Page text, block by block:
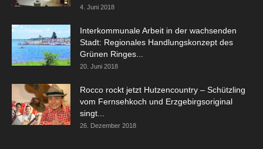
4. Juni 2018
Interkommunale Arbeit in der wachsenden
Stadt: Regionales Handlungskonzept des
Grünen Ringes...
20. Juni 2018
Rocco rockt jetzt Hutzencountry – Schützling
vom Fernsehkoch und Erzgebirgsoriginal
singt...
26. Dezember 2018